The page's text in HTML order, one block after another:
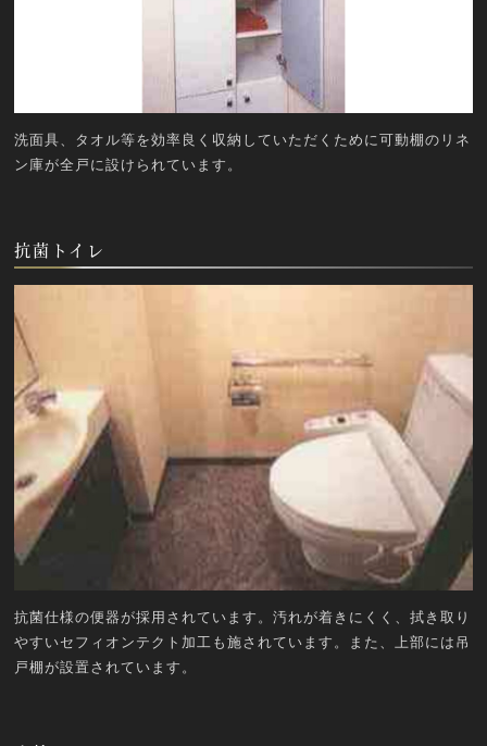
洗面具、タオル等を効率良く収納していただくために可動棚のリネ
ン庫が全戸に設けられています。
抗菌トイレ
抗菌仕様の便器が採用されています。汚れが着きにくく、拭き取り
やすいセフィオンテクト加工も施されています。また、上部には吊
戸棚が設置されています。